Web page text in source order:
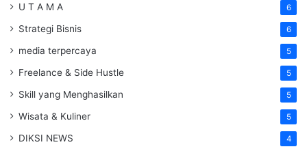
U T A M A 6
Strategi Bisnis 6
media terpercaya 5
Freelance & Side Hustle 5
Skill yang Menghasilkan 5
Wisata & Kuliner 5
DIKSI NEWS 4